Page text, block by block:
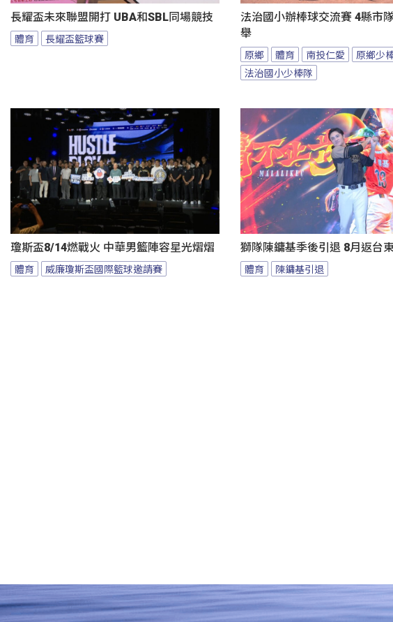
長耀盃未來聯盟開打 UBA和SBL同場競技
體育 長耀盃籃球賽
法治國小辦棒球交流賽 4縣市
舉
原鄉 體育 南投仁愛
原鄉少
法治國小少棒隊
瓊斯盃8/14燃戰火 中華男籃陣容星光熠熠
體育 威廉瓊斯盃國際籃球邀請賽
獅隊陳鏞基季後引退 8月返台
體育 陳鏞基引退